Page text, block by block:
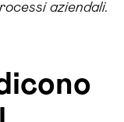
aziendali.